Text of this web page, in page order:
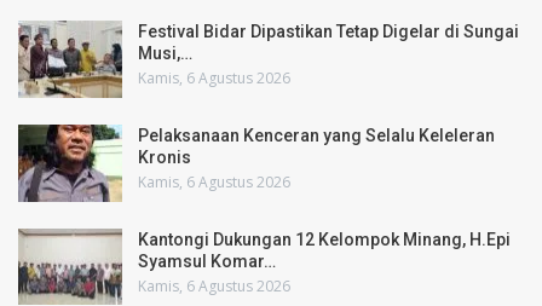
Festival Bidar Dipastikan Tetap Digelar di Sungai
Musi,…
Kamis, 6 Agustus 2026
Pelaksanaan Kenceran yang Selalu Keleleran
Kronis
Kamis, 6 Agustus 2026
Kantongi Dukungan 12 Kelompok Minang, H.Epi
Syamsul Komar…
Kamis, 6 Agustus 2026